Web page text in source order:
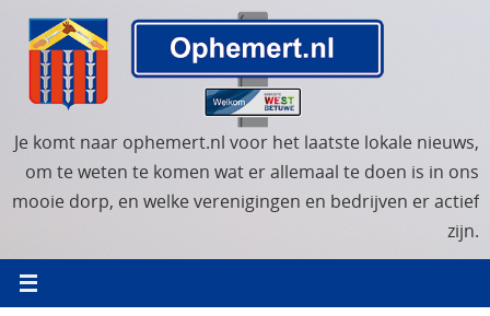
naar
inhoud
Je komt naar ophemert.nl voor het laatste lokale nieuws,
om te weten te komen wat er allemaal te doen is in ons
mooie dorp, en welke verenigingen en bedrijven er actief
zijn.